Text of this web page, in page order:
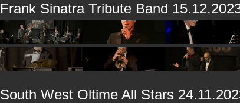
Frank Sinatra Tribute Band
South West Oltime All Stars